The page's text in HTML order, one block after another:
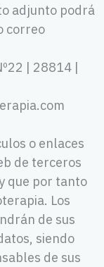
adjunto podrá
correo
| 28814 |
o enlaces
de terceros
que por tanto
Los
de sus
siendo
de sus